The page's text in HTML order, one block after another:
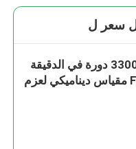
سعر ل
تحكم رقمي 3300 دورة في الدقيقة
+/- 0.05٪ FS مقياس ديناميكي لعزم